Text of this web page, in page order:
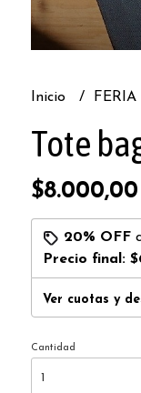
Inicio
Tote
$8.000,00
20% OFF
Precio final:
Ver cuotas y
Cantidad